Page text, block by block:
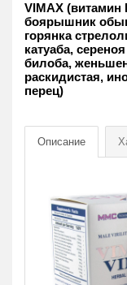
VIMAX (витамин
боярышник
горянка
катуаба,
билоба,
раскидистая,
перец)
Описание